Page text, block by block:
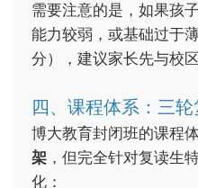
需要注意的是，如果孩
能力较弱，或基础过于
分），建议家长先与校
四、课程体系：三
博大教育封闭班的课程
架 ，但完全针对复读生
化：